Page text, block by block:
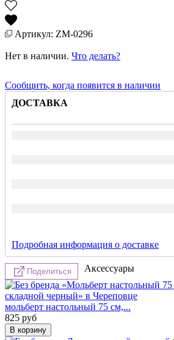
Артикул: ZM-0296
Нет в наличии. Что делать?
Сообщить, когда появится в наличии
ДОСТАВКА
Подробная информация о доставке
Поделиться Аксессуары
мольберт настольный 75 см,...
825 руб